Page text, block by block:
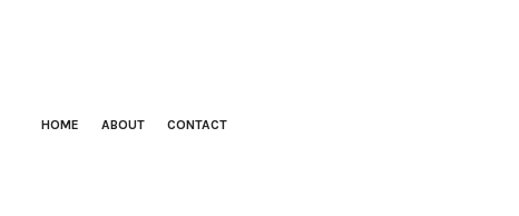
HOME ABOUT CONTACT